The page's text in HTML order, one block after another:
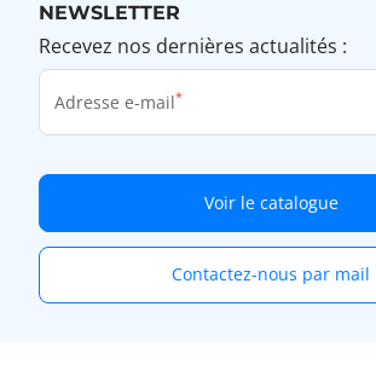
NEWSLETTER
Recevez nos dernières actualités :
Adresse e-mail
Voir le catalogue
Contactez-nous par mail